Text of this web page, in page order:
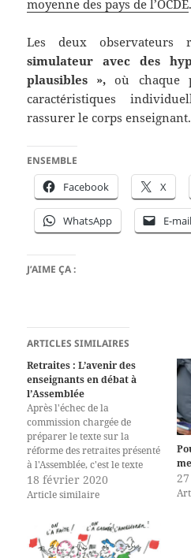
moyenne des pays de l’OCDE.
Les deux observateurs
simulateur avec des
plausibles », où chaque
caractéristiques
rassurer le corps enseignant.
ENSEMBLE
Facebook X
WhatsApp E-mail
J’AIME ÇA :
ARTICLES SIMILAIRES
Retraites : L’avenir des
enseignants en débat à
l’Assemblée
Après l'échec de la
commission chargée de
préparer le texte sur la
réforme des retraites présenté
à l'Assemblée, c'est le texte
initial du gouvernement qui
est intégralement mis en
dès l'article 1, la loi bute sur
la retraite des enseignants.
Dès le début du…
18 février 2020
Article similaire